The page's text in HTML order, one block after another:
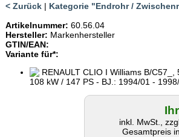
< Zurück| Kategorie "Endrohr /
Artikelnummer: 60.56.04
Hersteller: Markenhersteller
GTIN/EAN:
Variante für*:
RENAULT CLIO I Williams B/C57_,
108 kW / 147 PS - BJ.: 1994/01 -
inkl. MwSt.,
Gesamtpreis